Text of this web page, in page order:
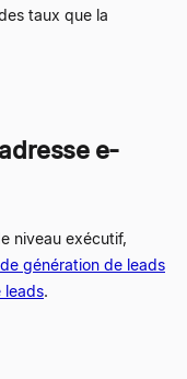
taux que la
e-
niveau exécutif,
génération de leads
leads.